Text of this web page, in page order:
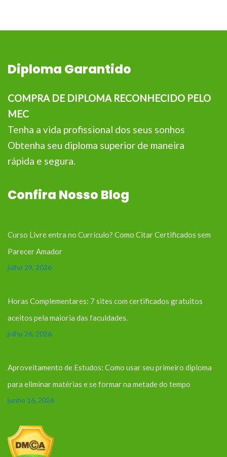
Diploma Garantido
COMPRA DE DIPLOMA RECONHECIDO PELO
MEC
Tenha a vida profissional dos seus sonhos
Obtenha seu diploma superior de maneira
rápida e segura.
Confira Nosso Blog
Curso Livre entra no Currículo? Como Citar Certificados sem
Parecer Amador
julho 29, 2026
Horas Complementares: 7 sites com certificados gratuitos
aceitos pela maioria das faculdades.
julho 26, 2026
Aproveitamento de Estudos: Como usar seu primeiro diploma
para eliminar matérias e se formar na metade do tempo
junho 16, 2026